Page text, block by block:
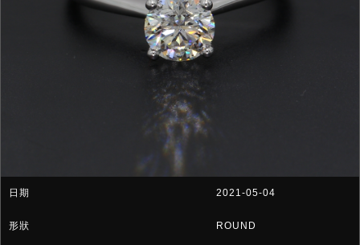
2021-05-04
ROUND